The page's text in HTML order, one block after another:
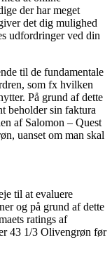
der har meget
det dig mulighed
udfordringer ved din
til de fundamentale
som fx hvilken
På grund af dette
beholder sin faktura
af Salomon – Quest
uanset om man skal
til at evaluere
og på grund af dette
ratings af
43 1/3 Olivengrøn før